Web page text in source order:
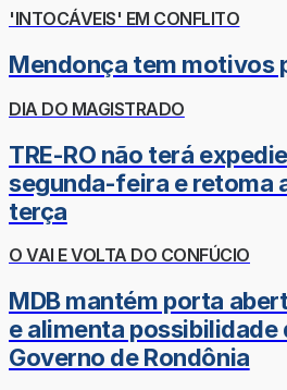
'INTOCÁVEIS' EM CONFLITO
Mendonça tem motivos
DIA DO MAGISTRADO
TRE-RO não terá
segunda-feira e retoma
terça
O VAI E VOLTA DO CONFÚCIO
MDB mantém porta
e alimenta possibilidade
Governo de Rondônia